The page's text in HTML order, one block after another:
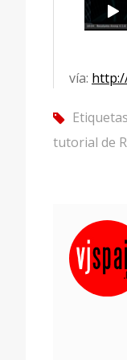
vía:
tag
tutorial de